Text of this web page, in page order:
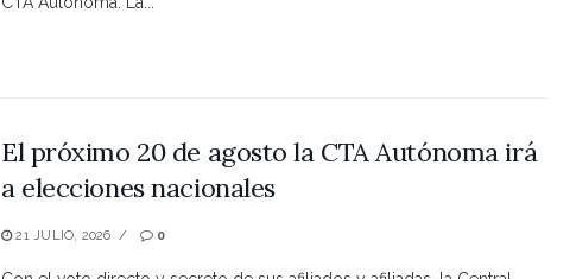
El próximo 20 de agosto la CTA Autónoma irá
a elecciones nacionales
21 JULIO, 2026 0